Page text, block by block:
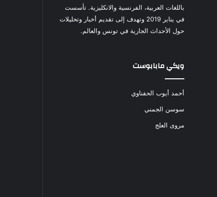
باللغات العربية، الفرنسية والانكليزية. تأسست
في يناير 2019 وتهدف إلى تقديم أخبار وتحليلات
حول الأحداث الجارية في تونس والعالم.
ويكي مابابوست
أحمد أيوب الحفناوي
سوسن الجمني
مروى العلج